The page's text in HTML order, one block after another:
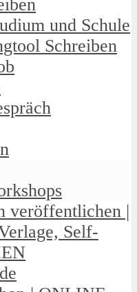
und Schule
Schreiben
veröffentlichen |
Self-